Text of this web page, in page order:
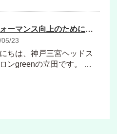
パフォーマンス向上のためにも握力って大事！！
23
ちは、神戸三宮ヘッドス
ンgreenの立田です。 …